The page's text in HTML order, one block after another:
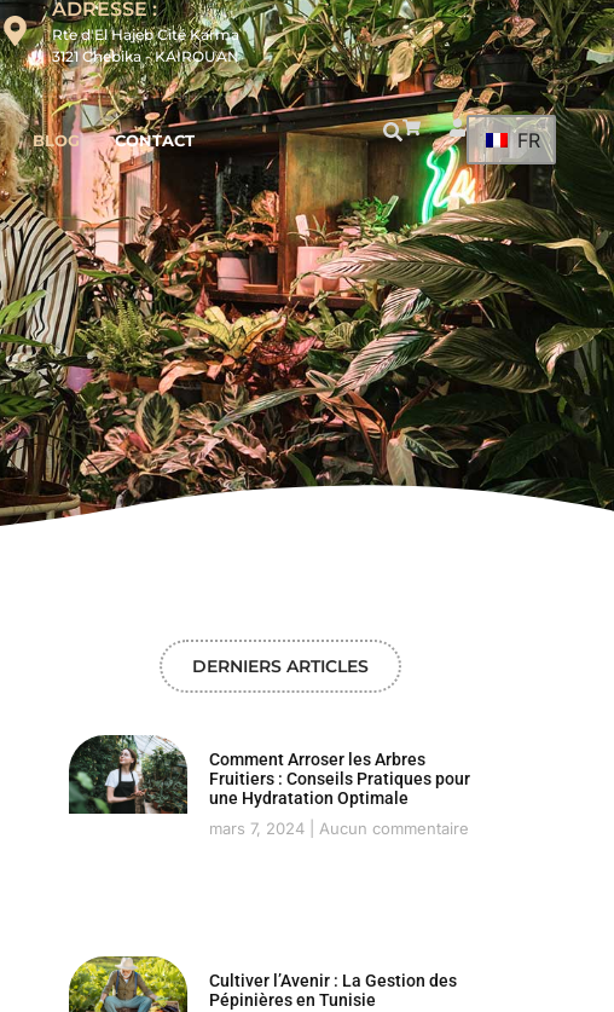
ADRESSE :
Rte d'El Hajeb Cité Karma
3121 Chebika - KAIROUAN
BLOG CONTACT FR
DERNIERS ARTICLES
Comment Arroser les Arbres
Fruitiers : Conseils Pratiques pour
une Hydratation Optimale
mars 7, 2024
Aucun commentaire
Cultiver l’Avenir : La Gestion des
Pépinières en Tunisie